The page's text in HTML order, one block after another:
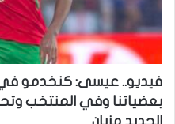
فيديو.. عيسى: كنخدمو في
بعضياتنا وفي المنتخب